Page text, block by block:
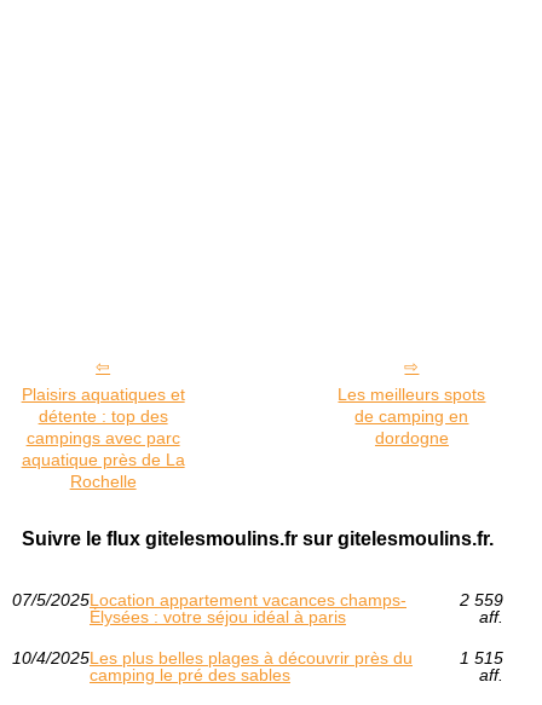
Plaisirs aquatiques et
détente : top des
campings avec parc
aquatique près de La
Rochelle
Les meilleurs spots
de camping en
dordogne
Suivre le flux gitelesmoulins.fr sur gitelesmoulins.fr.
07/5/2025Location appartement vacances champs-
Élysées : votre séjou idéal à paris
2 559
aff.
10/4/2025Les plus belles plages à découvrir près du
camping le pré des sables
1 515
aff.